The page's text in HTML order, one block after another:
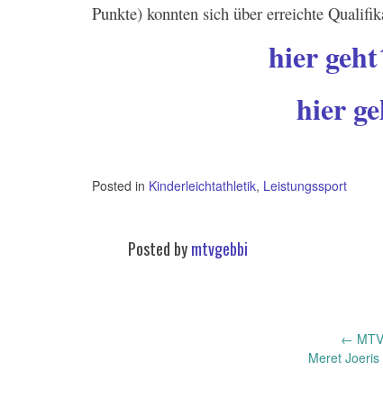
Punkte) konnten sich über erreichte
hier
hier
Posted in Kinderleichtathletik, Leistungssport
Posted bymtvgebbi
←
Meret